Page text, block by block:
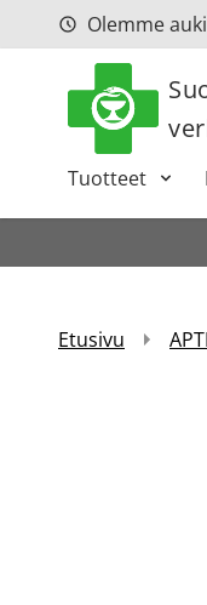
Siirry sisältöönOlemme auki
Tuotteet
Etusivu